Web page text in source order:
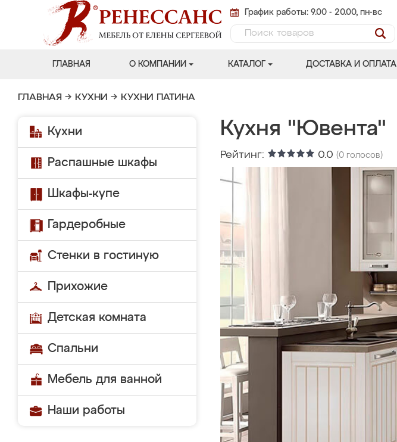
График работы: 9.00 - 20.00, пн-вс
ГЛАВНАЯ О КОМПАНИИ КАТАЛОГ ДОСТАВКА И ОПЛАТА
ГЛАВНАЯ → КУХНИ → КУХНИ ПАТИНА
Кухни
Распашные шкафы
Шкафы-купе
Гардеробные
Стенки в гостиную
Прихожие
Детская комната
Спальни
Мебель для ванной
Наши работы
Кухня "Ювента"
Рейтинг: 0.0 (0 голосов)